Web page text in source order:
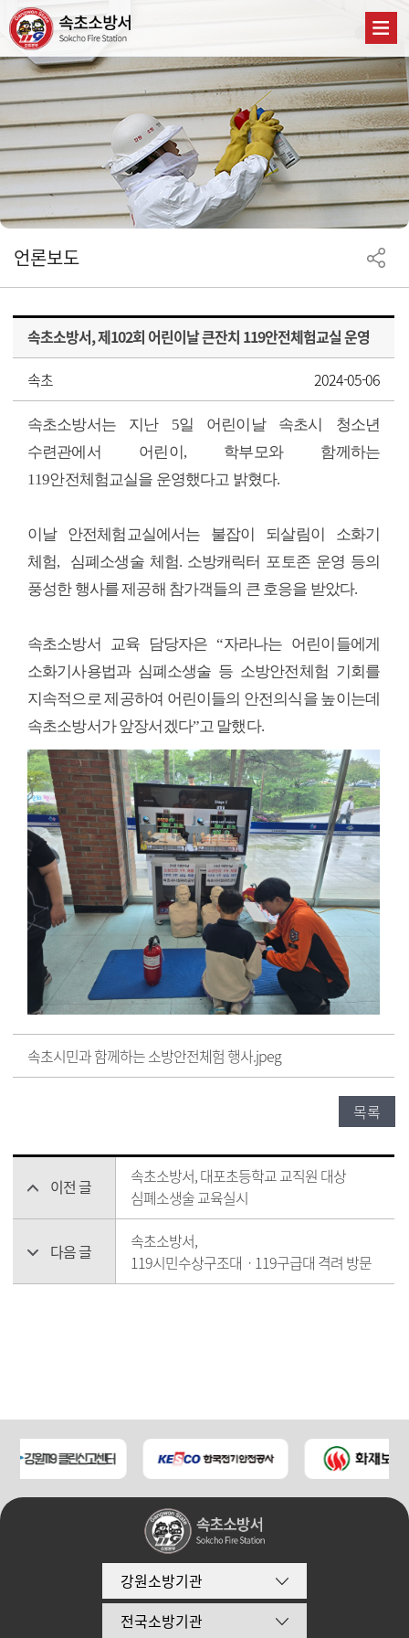
언론보도
속초소방서, 제102회 어린이날 큰잔치 119안전체험교실 운영
속초
2024-05-06
속초소방서는 지난 5일 어린이날 속초시 청소년
수련관에서 어린이, 학부모와 함께하는
119안전체험교실을 운영했다고 밝혔다.
이날 안전체험교실에서는 불잡이 되살림이 소화기
체험, 심폐소생술 체험. 소방캐릭터 포토존 운영 등의
풍성한 행사를 제공해 참가객들의 큰 호응을 받았다.
속초소방서 교육 담당자은 “자라나는 어린이들에게
소화기사용법과 심폐소생술 등 소방안전체험 기회를
지속적으로 제공하여 어린이들의 안전의식을 높이는데
속초소방서가 앞장서겠다”고 말했다.
속초시민과 함께하는 소방안전체험 행사.jpeg
목록
이전 글
속초소방서, 대포초등학교 교직원 대상
심폐소생술 교육실시
다음 글
속초소방서,
119시민수상구조대ㆍ119구급대 격려 방문
강원소방기관
전국소방기관